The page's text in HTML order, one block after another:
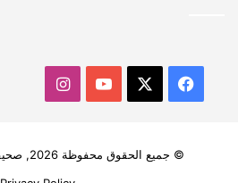
فيسبوك ‫YouTubeانستقرام
© جميع الحقوق محفوظة 2026, صحيفة توووفة الالكترونية